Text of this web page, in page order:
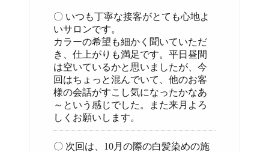
〇 いつも丁寧な接客がとても心地よ
いサロンです。
カラーの希望も細かく聞いていただ
き、仕上がりも満足です。平日昼間
は空いているかと思いましたが、今
回はちょっと混んでいて、他のお客
様の会話がすこし気になったかなあ
～という感じでした。また来月よろ
しくお願いします。
〇 次回は、10月の際の白髪染めの施